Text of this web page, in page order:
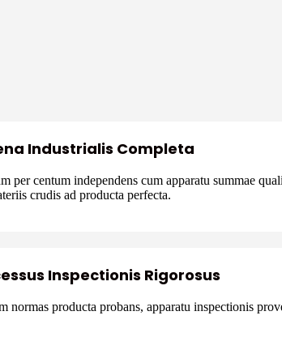
Industrialis Completa
per centum independens cum apparatu summae
crudis ad producta perfecta.
Inspectionis Rigorosus
normas producta probans, apparatu inspectionis